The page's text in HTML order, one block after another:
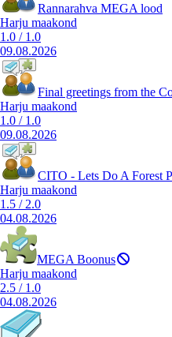
Rannarahva MEGA lood
Harju maakond
1.0 / 1.0
09.08.2026
Final greetings from the
Harju maakond
1.0 / 1.0
09.08.2026
CITO - Lets Do A Forest
Harju maakond
1.5 / 2.0
04.08.2026
MEGA Boonus
Harju maakond
2.5 / 1.0
04.08.2026